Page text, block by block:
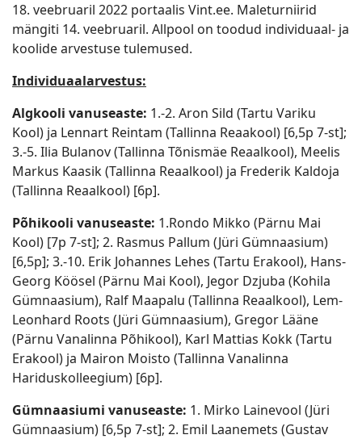
18. veebruaril 2022 portaalis Vint.ee. Maleturniirid
mängiti 14. veebruaril. Allpool on toodud individuaal- ja
koolide arvestuse tulemused.
Individuaalarvestus:
Algkooli vanuseaste: 1.-2. Aron Sild (Tartu Variku
Kool) ja Lennart Reintam (Tallinna Reaakool) [6,5p 7-st];
3.-5. Ilia Bulanov (Tallinna Tõnismäe Reaalkool), Meelis
Markus Kaasik (Tallinna Reaalkool) ja Frederik Kaldoja
(Tallinna Reaalkool) [6p].
Põhikooli vanuseaste: 1.Rondo Mikko (Pärnu Mai
Kool) [7p 7-st]; 2. Rasmus Pallum (Jüri Gümnaasium)
[6,5p]; 3.-10. Erik Johannes Lehes (Tartu Erakool), Hans-
Georg Köösel (Pärnu Mai Kool), Jegor Dzjuba (Kohila
Gümnaasium), Ralf Maapalu (Tallinna Reaalkool), Lem-
Leonhard Roots (Jüri Gümnaasium), Gregor Lääne
(Pärnu Vanalinna Põhikool), Karl Mattias Kokk (Tartu
Erakool) ja Mairon Moisto (Tallinna Vanalinna
Hariduskolleegium) [6p].
Gümnaasiumi vanuseaste: 1. Mirko Lainevool (Jüri
Gümnaasium) [6,5p 7-st]; 2. Emil Laanemets (Gustav